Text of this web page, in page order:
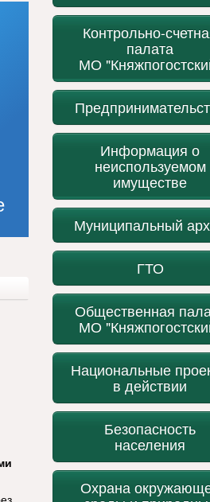
Контрольно-
палата
МО
Информация о
неиспользуемом
имуществе
Муниципальный
ГТО
Общественная
МО
Национальные
в действии
Безопасность
населения
Охрана